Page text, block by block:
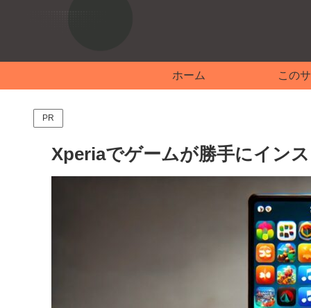
ホーム この
PR
Xperiaでゲームが勝手にイン